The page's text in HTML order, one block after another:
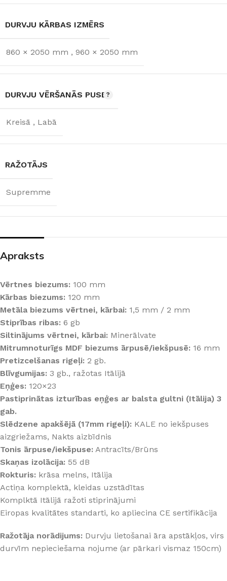
DURVJU KĀRBAS IZMĒRS
860 × 2050 mm , 960 × 2050 mm
DURVJU VĒRŠANĀS PUSE
Kreisā , Labā
RAŽOTĀJS
Supremme
Apraksts
Vērtnes biezums: 100 mm
Kārbas biezums: 120 mm
Metāla biezums vērtnei, kārbai: 1,5 mm / 2 mm
Stiprības ribas: 6 gb
Siltinājums vērtnei, kārbai: Minerālvate
Mitrumnoturīgs MDF biezums ārpusē/iekšpusē: 16 mm
Pretizcelšanas rigeļi: 2 gb.
Blīvgumijas: 3 gb., ražotas Itālijā
Eņģes: 120×23
Pastiprinātas izturības eņģes ar balsta gultni (Itālija) 3
gab.
Slēdzene apakšējā (17mm rigeļi): KALE no iekšpuses
aizgriežams, Nakts aizbīdnis
Tonis ārpuse/iekšpuse: Antracīts/Brūns
Skaņas izolācija: 55 dB
Rokturis: krāsa melns, Itālija
Actiņa komplektā, kleidas uzstādītas
Komplktā Itālijā ražoti stiprinājumi
Eiropas kvalitātes standarti, ko apliecina CE sertifikācija
Ražotāja norādijums: Durvju lietošanai āra apstākļos, virs
durvīm nepieciešama nojume (ar pārkari vismaz 150cm)